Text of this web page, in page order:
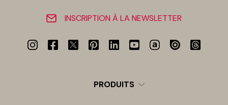
INSCRIPTION À LA NEWSLETTER
PRODUITS